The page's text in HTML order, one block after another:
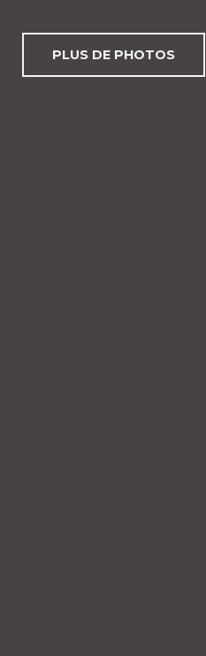
PLUS DE PHOTOS